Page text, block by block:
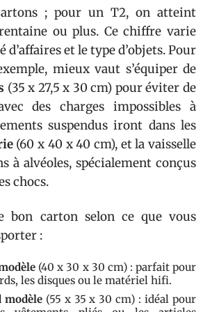
; pour un T2, on atteint
ou plus. Ce chiffre varie
d’affaires et le type d’objets. Pour
mieux vaut s’équiper de
(35 x 27,5 x 30 cm) pour éviter de
des charges impossibles à
suspendus iront dans les
(60 x 40 x 40 cm), et la vaisselle
à alvéoles, spécialement conçus
chocs.
bon carton selon ce que vous
:
(40 x 30 x 30 cm) : parfait pour
les disques ou le matériel hifi.
modèle(55 x 35 x 30 cm) : idéal pour